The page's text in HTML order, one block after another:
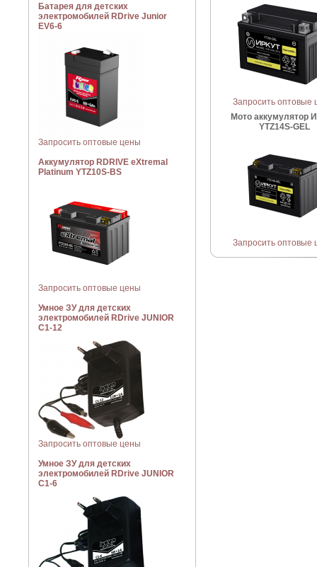
Батарея для детских
электромобилей RDrive Junior
EV6-6
Запросить оптовые цены
Аккумулятор RDRIVE eXtremal
Platinum YTZ10S-BS
Запросить оптовые цены
Умное ЗУ для детских
электромобилей RDrive JUNIOR
C1-12
Запросить оптовые цены
Умное ЗУ для детских
электромобилей RDrive JUNIOR
C1-6
Запросить оптовые
Мото аккумулятор
YTZ14S-GEL
Запросить оптовые